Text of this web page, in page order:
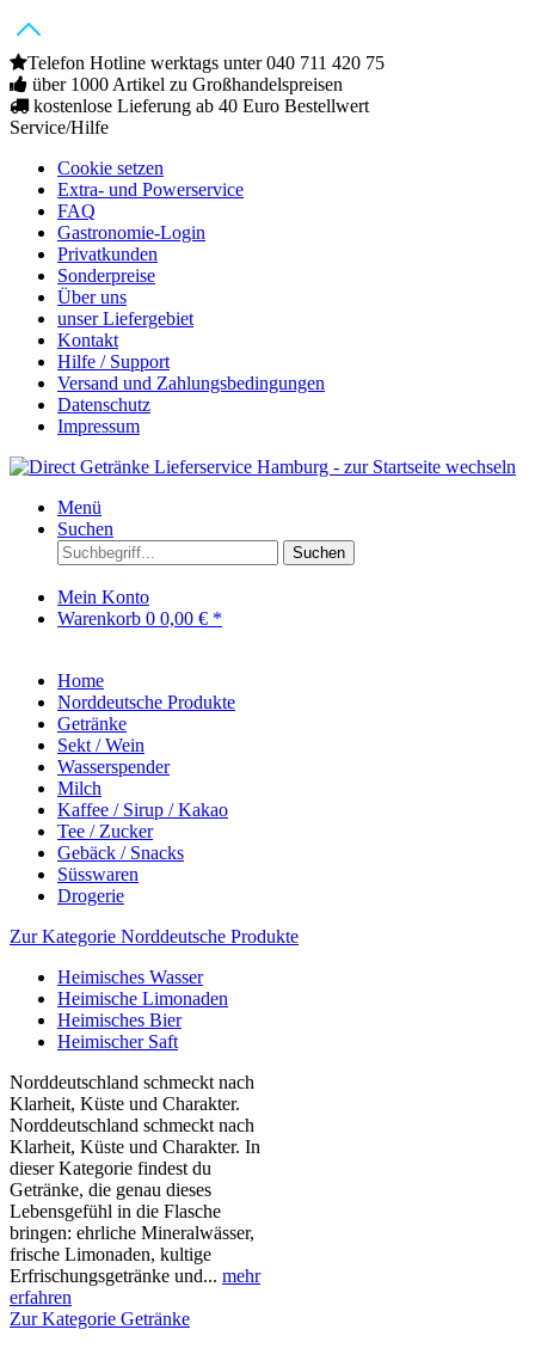
Telefon Hotline werktags unter 040 711 420 75
über 1000 Artikel zu Großhandelspreisen
kostenlose Lieferung ab 40 Euro Bestellwert
Service/Hilfe
Cookie setzen
Extra- und Powerservice
FAQ
Gastronomie-Login
Privatkunden
Sonderpreise
Über uns
unser Liefergebiet
Kontakt
Hilfe / Support
Versand und Zahlungsbedingungen
Datenschutz
Impressum
Menü
Suchen
Suchen
Mein Konto
Warenkorb 0 0,00 € *
Home
Norddeutsche Produkte
Getränke
Sekt / Wein
Wasserspender
Milch
Kaffee / Sirup / Kakao
Tee / Zucker
Gebäck / Snacks
Süsswaren
Drogerie
Zur Kategorie Norddeutsche Produkte
Heimisches Wasser
Heimische Limonaden
Heimisches Bier
Heimischer Saft
Norddeutschland schmeckt nach
Klarheit, Küste und Charakter.
Norddeutschland schmeckt nach
Klarheit, Küste und Charakter. In
dieser Kategorie findest du
Getränke, die genau dieses
Lebensgefühl in die Flasche
bringen: ehrliche Mineralwässer,
frische Limonaden, kultige
Erfrischungsgetränke und... mehr
erfahren
Zur Kategorie Getränke